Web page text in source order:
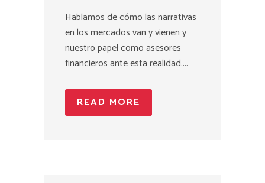
Hablamos de cómo las narrativas
en los mercados van y vienen y
nuestro papel como asesores
financieros ante esta realidad....
READ MORE